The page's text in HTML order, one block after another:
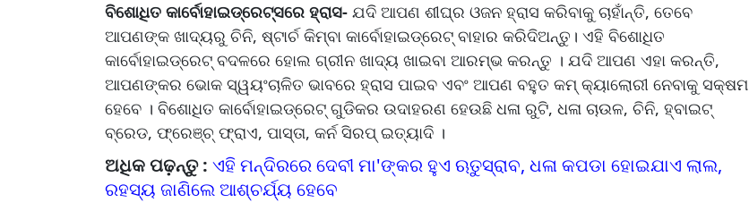
ବିଶୋଧିତ କାର୍ବୋହାଇଡ୍ରେଟ୍ସରେ ହ୍ରାସ- ଯଦି ଆପଣ ଶୀଘ୍ର ଓଜନ ହ୍ରାସ କରିବାକୁ ଚାହାଁନ୍ତି, ତେବେ
ଆପଣଙ୍କ ଖାଦ୍ୟରୁ ଚିନି, ଷ୍ଟାର୍ଚ କିମ୍ବା କାର୍ବୋହାଇଡ୍ରେଟ୍ ବାହାର କରିଦିଅନ୍ତୁ। ଏହି ବିଶୋଧିତ
କାର୍ବୋହାଇଡ୍ରେଟ୍ ବଦଳରେ ହୋଲ ଗ୍ରୀନ ଖାଦ୍ୟ ଖାଇବା ଆରମ୍ଭ କରନ୍ତୁ । ଯଦି ଆପଣ ଏହା କରନ୍ତି,
ଆପଣଙ୍କର ଭୋକ ସ୍ୱୟଂଚାଳିତ ଭାବରେ ହ୍ରାସ ପାଇବ ଏବଂ ଆପଣ ବହୁତ କମ୍ କ୍ୟାଲୋରୀ ନେବାକୁ ସକ୍ଷମ
ହେବେ । ବିଶୋଧିତ କାର୍ବୋହାଇଡ୍ରେଟ୍ ଗୁଡିକର ଉଦାହରଣ ହେଉଛି ଧଳା ରୁଟି, ଧଳା ଚାଉଳ, ଚିନି, ହ୍ବାଇଟ୍
ବ୍ରେଡ, ଫ୍ରେଞ୍ଚ୍ ଫ୍ରାଏ, ପାସ୍ତା, କର୍ନ ସିରପ୍ ଇତ୍ୟାଦି ।
ଅଧିକ ପଢ଼ନ୍ତୁ : ଏହି ମନ୍ଦିରରେ ଦେବୀ ମା'ଙ୍କର ହୁଏ ଋତୁସ୍ରାବ, ଧଳା କପଡା ହୋଇଯାଏ ଲାଲ,
ରହସ୍ୟ ଜାଣିଲେ ଆଶ୍ଚର୍ଯ୍ୟ ହେବେ